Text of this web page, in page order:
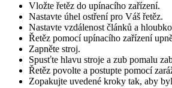
Vložte řetěz do upínacího zařízení.
Nastavte úhel ostření pro Váš řetěz.
Nastavte vzdálenost článků a
Řetěz pomocí upínacího zařízení
Zapněte stroj.
Spusťte hlavu stroje a zub pomalu
Řetěz povolte a postupte pomocí
Zopakujte uvedené kroky tak, aby